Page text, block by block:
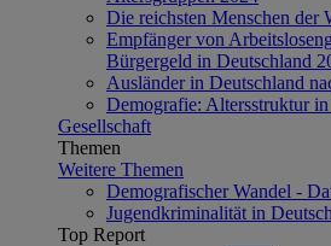
Die reichsten Menschen der
Empfänger von
Bürgergeld in Deutschland
Ausländer in Deutschland
Demografie: Altersstruktur
Gesellschaft
Themen
Weitere Themen
Demografischer Wandel -
Jugendkriminalität in
Top Report